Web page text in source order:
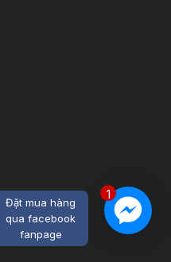
1
Đặt mua hàng
qua facebook
fanpage